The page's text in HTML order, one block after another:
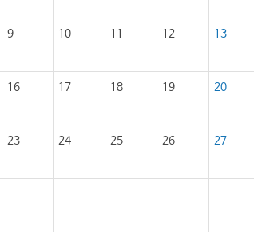
9 10 11 12 13
16 17 18 19 20
23 24 25 26 27